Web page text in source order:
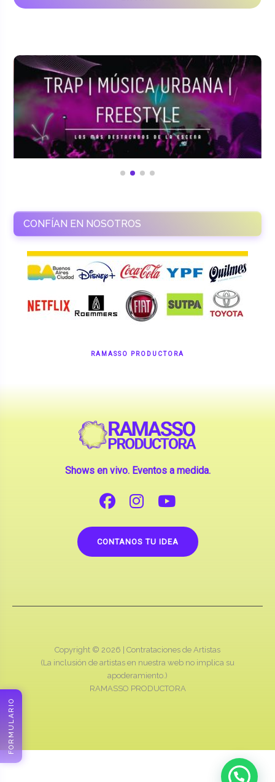
CONFÍAN EN NOSOTROS
RAMASSO PRODUCTORA
Shows en vivo. Eventos a medida.
CONTANOS TU IDEA
Copyright © 2026 | Contrataciones de Artistas
(La inclusión de artistas en nuestra web no implica su
apoderamiento.)
RAMASSO PRODUCTORA
FORMULARIO